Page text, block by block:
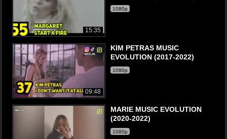
15:35
1080p
09:48
KIM PETRAS MUSIC
EVOLUTION (2017-2022)
1080p
MARIE MUSIC EVOLUTION
(2020-2022)
1080p